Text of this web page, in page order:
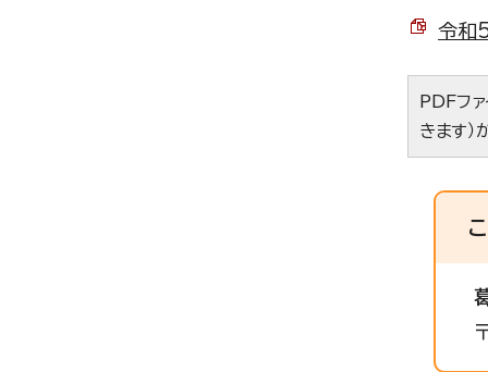
令和
PDFフ
きます）